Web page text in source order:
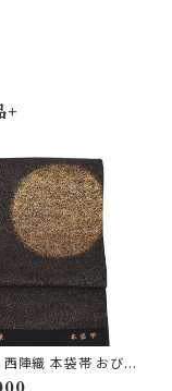
+
陣織 本袋帯 おび工
謹製 夜空の月文様 砂